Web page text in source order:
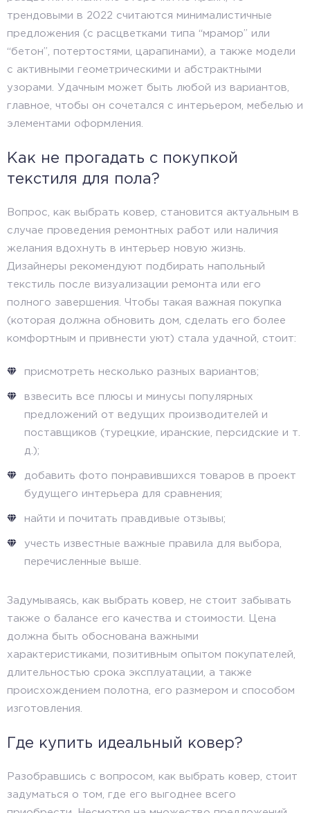
трендовыми в 2022 считаются минималистичные
предложения (с расцветками типа “мрамор” или
“бетон”, потертостями, царапинами), а также модели
с активными геометрическими и абстрактными
узорами. Удачным может быть любой из вариантов,
главное, чтобы он сочетался с интерьером, мебелью и
элементами оформления.
Как не прогадать с покупкой
текстиля для пола?
Вопрос, как выбрать ковер, становится актуальным в
случае проведения ремонтных работ или наличия
желания вдохнуть в интерьер новую жизнь.
Дизайнеры рекомендуют подбирать напольный
текстиль после визуализации ремонта или его
полного завершения. Чтобы такая важная покупка
(которая должна обновить дом, сделать его более
комфортным и привнести уют) стала удачной, стоит:
присмотреть несколько разных вариантов;
взвесить все плюсы и минусы популярных
предложений от ведущих производителей и
поставщиков (турецкие, иранские, персидские и т.
д.);
добавить фото понравившихся товаров в проект
будущего интерьера для сравнения;
найти и почитать правдивые отзывы;
учесть известные важные правила для выбора,
перечисленные выше.
Задумываясь, как выбрать ковер, не стоит забывать
также о балансе его качества и стоимости. Цена
должна быть обоснована важными
характеристиками, позитивным опытом покупателей,
длительностью срока эксплуатации, а также
происхождением полотна, его размером и способом
изготовления.
Где купить идеальный ковер?
Разобравшись с вопросом, как выбрать ковер, стоит
задуматься о том, где его выгоднее всего